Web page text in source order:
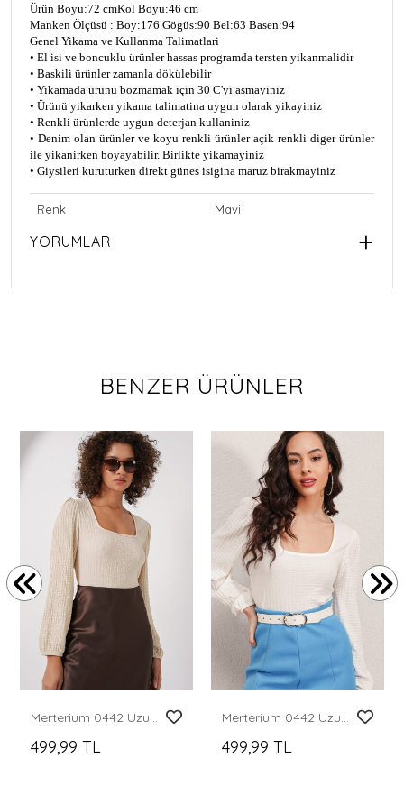
Ürün Boyu:72 cmKol Boyu:46 cm
Manken Ölçüsü : Boy:176 Gögüs:90 Bel:63 Basen:94
Genel Yikama ve Kullanma Talimatlari
• El isi ve boncuklu ürünler hassas programda tersten yikanmalidir
• Baskili ürünler zamanla dökülebilir
• Yikamada ürünü bozmamak için 30 C'yi asmayiniz
• Ürünü yikarken yikama talimatina uygun olarak yikayiniz
• Renkli ürünlerde uygun deterjan kullaniniz
• Denim olan ürünler ve koyu renkli ürünler açik renkli diger ürünler
ile yikanirken boyayabilir. Birlikte yikamayiniz
• Giysileri kuruturken direkt günes isigina maruz birakmayiniz
Renk Mavi
YORUMLAR
BENZER ÜRÜNLER
Merterium 0442 Uzun Kollu Bluz - Krem
499,99 TL
Merterium 0442 Uzun Kollu Bluz - Beyaz
499,99 TL